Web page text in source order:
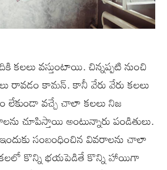
కలలు వస్తుంటాయి. చిన్నప్పటి నుంచి
రావడం కామన్. కానీ వేరు వేరు కలలు
వచ్చే చాలా కలలు నిజ
చూపిస్తాయి అంటున్నారు పండితులు.
ఇందుకు సంబంధించిన వివరాలను చాలా
కలలో కొన్ని భయపెడితే కొన్ని హాయిగా